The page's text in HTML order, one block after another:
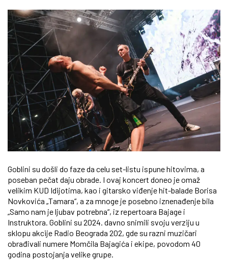
Goblini su došli do faze da celu set-listu ispune hitovima, a
poseban pečat daju obrade. I ovaj koncert doneo je omaž
velikim KUD Idijotima, kao i gitarsko viđenje hit-balade Borisa
Novkovića „Tamara“, a za mnoge je posebno iznenađenje bila
„Samo nam je ljubav potrebna“, iz repertoara Bajage i
Instruktora. Goblini su 2024. davno snimili svoju verziju u
sklopu akcije Radio Beograda 202, gde su razni muzičari
obrađivali numere Momčila Bajagića i ekipe, povodom 40
godina postojanja velike grupe.